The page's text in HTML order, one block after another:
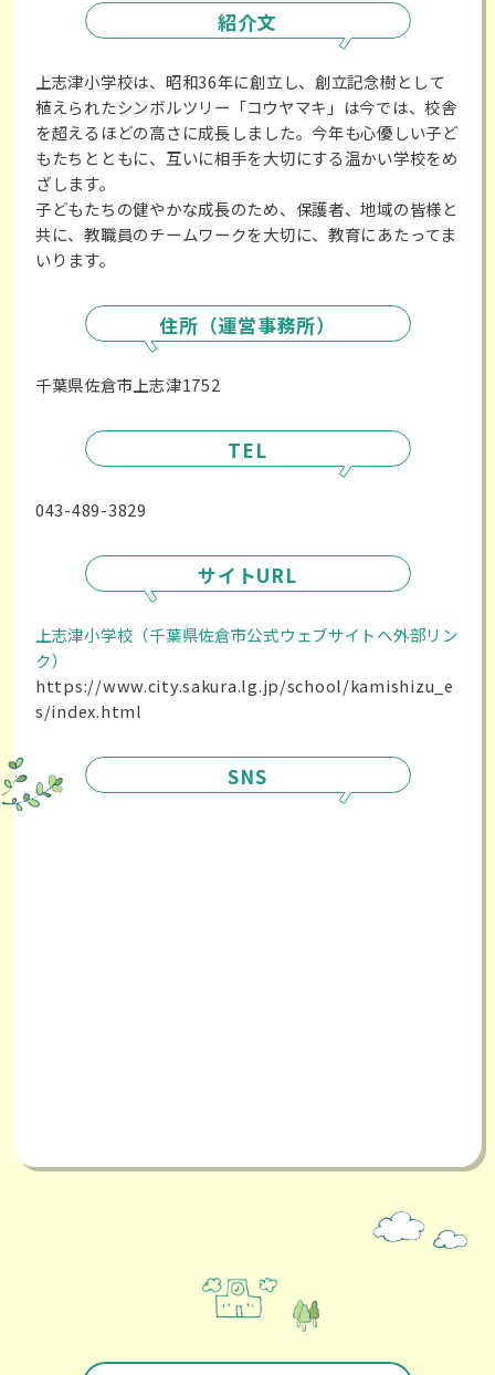
紹介文
上志津小学校は、昭和36年に創立し、創立記念樹として
植えられたシンボルツリー「コウヤマキ」は今では、校舎
を超えるほどの高さに成長しました。今年も心優しい子ど
もたちとともに、互いに相手を大切にする温かい学校をめ
ざします。
子どもたちの健やかな成長のため、保護者、地域の皆様と
共に、教職員のチームワークを大切に、教育にあたってま
いります。
住所（運営事務所）
千葉県佐倉市上志津1752
TEL
043-489-3829
サイトURL
上志津小学校（千葉県佐倉市公式ウェブサイトへ外部リン
ク）
https://www.city.sakura.lg.jp/school/kamishizu_e
s/index.html
SNS